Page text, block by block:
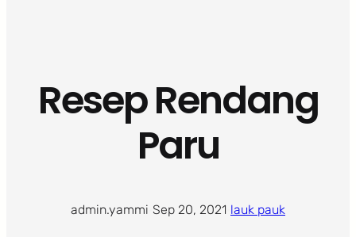
Resep Rendang
Paru
admin.yammi Sep 20, 2021 lauk pauk